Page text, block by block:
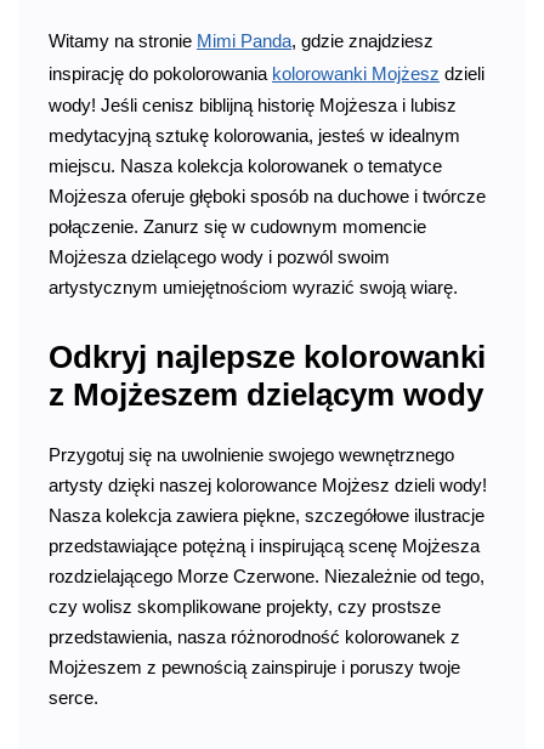
Witamy na stronie Mimi Panda, gdzie znajdziesz
inspirację do pokolorowania kolorowanki Mojżesz dzieli
wody! Jeśli cenisz biblijną historię Mojżesza i lubisz
medytacyjną sztukę kolorowania, jesteś w idealnym
miejscu. Nasza kolekcja kolorowanek o tematyce
Mojżesza oferuje głęboki sposób na duchowe i twórcze
połączenie. Zanurz się w cudownym momencie
Mojżesza dzielącego wody i pozwól swoim
artystycznym umiejętnościom wyrazić swoją wiarę.
Odkryj najlepsze kolorowanki
z Mojżeszem dzielącym wody
Przygotuj się na uwolnienie swojego wewnętrznego
artysty dzięki naszej kolorowance Mojżesz dzieli wody!
Nasza kolekcja zawiera piękne, szczegółowe ilustracje
przedstawiające potężną i inspirującą scenę Mojżesza
rozdzielającego Morze Czerwone. Niezależnie od tego,
czy wolisz skomplikowane projekty, czy prostsze
przedstawienia, nasza różnorodność kolorowanek z
Mojżeszem z pewnością zainspiruje i poruszy twoje
serce.